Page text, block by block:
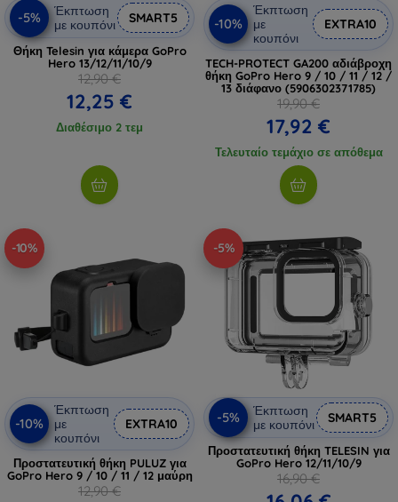
-5%
Έκπτωση
με κουπόνι
SMART5
Θήκη Telesin για κάμερα GoPro
Hero 13/12/11/10/9
12,90 €
12,25 €
Διαθέσιμο 2 τεμ
-10%
Έκπτωση
με
κουπόνι
EXTRA10
TECH-PROTECT GA200 αδιάβροχη
θήκη GoPro Hero 9 / 10 / 11 / 12 /
13 διάφανο (5906302371785)
19,90 €
17,92 €
Τελευταίο τεμάχιο σε απόθεμα
-10%
-10%
Έκπτωση
με
κουπόνι
EXTRA10
Προστατευτική θήκη PULUZ για
GoPro Hero 9 / 10 / 11 / 12 μαύρη
12,90 €
-5%
-5%
Έκπτωση
με κουπόνι
SMART5
Προστατευτική θήκη TELESIN για
GoPro Hero 12/11/10/9
16,90 €